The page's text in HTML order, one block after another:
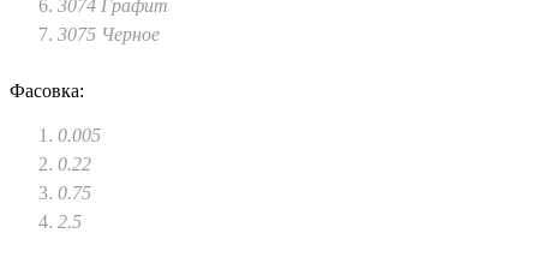
3074 Графит
3075 Черное
Фасовка:
0.005
0.22
0.75
2.5